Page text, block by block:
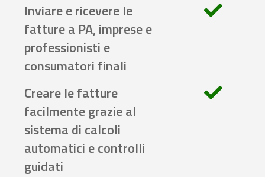
Inviare e ricevere le
fatture a PA, imprese e
professionisti e
consumatori finali
Creare le fatture
facilmente grazie al
sistema di calcoli
automatici e controlli
guidati